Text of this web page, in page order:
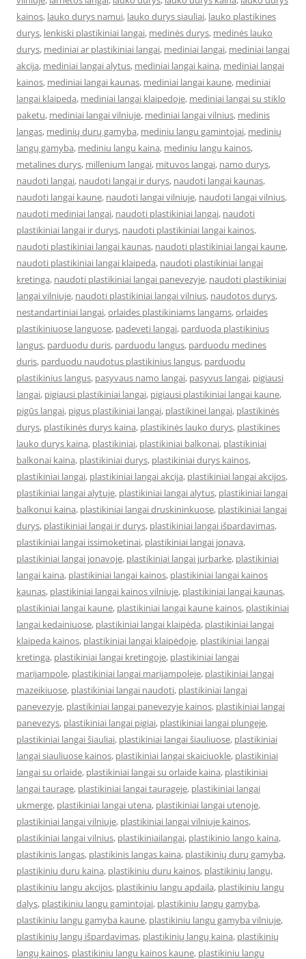
kainos, lauko durys namui, lauko durys siauliai, lauko plastikines
durys, lenkiski plastikiniai langai, medinės durys, medinės lauko
durys, mediniai ar plastikiniai langai, mediniai langai, mediniai langai
akcija, mediniai langai alytus, mediniai langai kaina, mediniai langai
kainos, mediniai langai kaunas, mediniai langai kaune, mediniai
langai klaipeda, mediniai langai klaipedoje, mediniai langai su stiklo
paketu, mediniai langai vilniuje, mediniai langai vilnius, medinis
langas, medinių durų gamyba, mediniu langu gamintojai, medinių
langų gamyba, mediniu langu kaina, mediniu langu kainos,
metalines durys, millenium langai, mituvos langai, namo durys,
naudoti langai, naudoti langai ir durys, naudoti langai kaunas,
naudoti langai kaune, naudoti langai vilniuje, naudoti langai vilnius,
naudoti mediniai langai, naudoti plastikiniai langai, naudoti
plastikiniai langai ir durys, naudoti plastikiniai langai kainos,
naudoti plastikiniai langai kaunas, naudoti plastikiniai langai kaune,
naudoti plastikiniai langai klaipeda, naudoti plastikiniai langai
kretinga, naudoti plastikiniai langai panevezyje, naudoti plastikiniai
langai vilniuje, naudoti plastikiniai langai vilnius, naudotos durys,
nestandartiniai langai,orlaides plastikiniams langams,orlaides
plastikiniuose languose, padeveti langai, parduoda plastikinius
langus, parduodu duris, parduodu langus, parduodu medines
duris, parduodu naudotus plastikinius langus, parduodu
plastikinius langus, pasyvaus namo langai, pasyvus langai, pigiausi
langai, pigiausi plastikiniai langai, pigiausi plastikiniai langai kaune,
pigūs langai, pigus plastikiniai langai, plastikinei langai, plastikinės
durys, plastikinės durys kaina, plastikinės lauko durys, plastikines
lauko durys kaina, plastikiniai, plastikiniai balkonai, plastikiniai
balkonai kaina, plastikiniai durys, plastikiniai durys kainos,
plastikiniai langai, plastikiniai langai akcija, plastikiniai langai akcijos,
plastikiniai langai alytuje, plastikiniai langai alytus, plastikiniai langai
balkonui kaina, plastikiniai langai druskininkuose, plastikiniai langai
durys, plastikiniai langai ir durys, plastikiniai langai išpardavimas,
plastikiniai langai issimoketinai, plastikiniai langai jonava,
plastikiniai langai jonavoje, plastikiniai langai jurbarke, plastikiniai
langai kaina, plastikiniai langai kainos, plastikiniai langai kainos
kaunas, plastikiniai langai kainos vilniuje, plastikiniai langai kaunas,
plastikiniai langai kaune, plastikiniai langai kaune kainos, plastikiniai
langai kedainiuose, plastikiniai langai klaipėda, plastikiniai langai
klaipeda kainos, plastikiniai langai klaipėdoje, plastikiniai langai
kretinga, plastikiniai langai kretingoje, plastikiniai langai
marijampole, plastikiniai langai marijampoleje, plastikiniai langai
mazeikiuose, plastikiniai langai naudoti, plastikiniai langai
panevezyje, plastikiniai langai panevezyje kainos, plastikiniai langai
panevezys, plastikiniai langai pigiai, plastikiniai langai plungeje,
plastikiniai langai šiauliai, plastikiniai langai šiauliuose, plastikiniai
langai siauliuose kainos, plastikiniai langai skaiciuokle, plastikiniai
langai su orlaide, plastikiniai langai su orlaide kaina, plastikiniai
langai taurage, plastikiniai langai taurageje, plastikiniai langai
ukmerge, plastikiniai langai utena, plastikiniai langai utenoje,
plastikiniai langai vilniuje, plastikiniai langai vilniuje kainos,
plastikiniai langai vilnius, plastikiniailangai, plastikinio lango kaina,
plastikinis langas, plastikinis langas kaina, plastikinių durų gamyba,
plastikiniu duru kaina, plastikiniu duru kainos, plastikinių langų,
plastikiniu langu akcijos, plastikiniu langu apdaila, plastikiniu langu
dalys, plastikiniu langu gamintojai, plastikinių langų gamyba,
plastikiniu langu gamyba kaune, plastikiniu langu gamyba vilniuje,
plastikinių langų išpardavimas, plastikinių langų kaina, plastikinių
langų kainos, plastikiniu langu kainos kaune, plastikiniu langu